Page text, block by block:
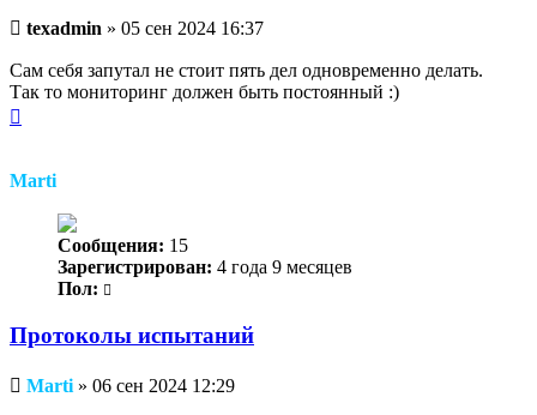
Непрочитанное
texadmin » 05 сен 2024 16:37
Сам себя запутал не стоит пять дел одновременно делать.
Так то мониторинг должен быть постоянный :)
Marti
Сообщения: 15
Зарегистрирован: 4 года 9 месяцев
Пол:
Протоколы испытаний
Непрочитанное
Marti » 06 сен 2024 12:29